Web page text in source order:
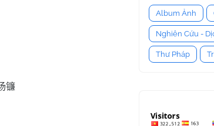
镰
Album Ảnh
Nghiên Cứu -
Thư Pháp